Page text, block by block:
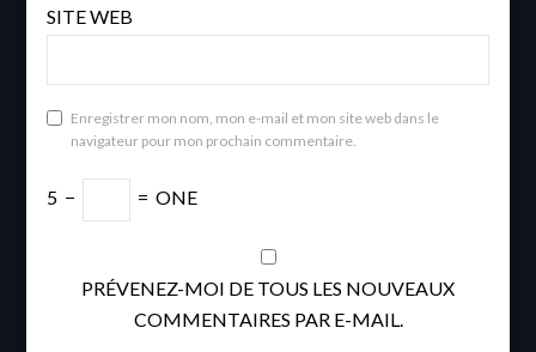
SITE WEB
Enregistrer mon nom, mon e-mail et mon site web dans le
navigateur pour mon prochain commentaire.
5 − = ONE
PRÉVENEZ-MOI DE TOUS LES NOUVEAUX
COMMENTAIRES PAR E-MAIL.